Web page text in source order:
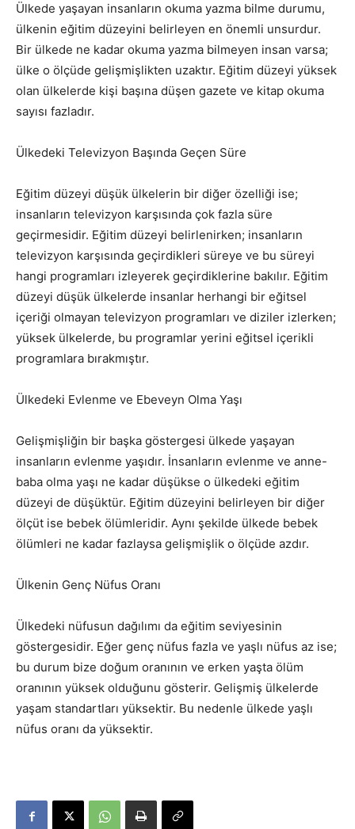
Ülkede yaşayan insanların okuma yazma bilme durumu,
ülkenin eğitim düzeyini belirleyen en önemli unsurdur.
Bir ülkede ne kadar okuma yazma bilmeyen insan varsa;
ülke o ölçüde gelişmişlikten uzaktır. Eğitim düzeyi yüksek
olan ülkelerde kişi başına düşen gazete ve kitap okuma
sayısı fazladır.
Ülkedeki Televizyon Başında Geçen Süre
Eğitim düzeyi düşük ülkelerin bir diğer özelliği ise;
insanların televizyon karşısında çok fazla süre
geçirmesidir. Eğitim düzeyi belirlenirken; insanların
televizyon karşısında geçirdikleri süreye ve bu süreyi
hangi programları izleyerek geçirdiklerine bakılır. Eğitim
düzeyi düşük ülkelerde insanlar herhangi bir eğitsel
içeriği olmayan televizyon programları ve diziler izlerken;
yüksek ülkelerde, bu programlar yerini eğitsel içerikli
programlara bırakmıştır.
Ülkedeki Evlenme ve Ebeveyn Olma Yaşı
Gelişmişliğin bir başka göstergesi ülkede yaşayan
insanların evlenme yaşıdır. İnsanların evlenme ve anne-
baba olma yaşı ne kadar düşükse o ülkedeki eğitim
düzeyi de düşüktür. Eğitim düzeyini belirleyen bir diğer
ölçüt ise bebek ölümleridir. Aynı şekilde ülkede bebek
ölümleri ne kadar fazlaysa gelişmişlik o ölçüde azdır.
Ülkenin Genç Nüfus Oranı
Ülkedeki nüfusun dağılımı da eğitim seviyesinin
göstergesidir. Eğer genç nüfus fazla ve yaşlı nüfus az ise;
bu durum bize doğum oranının ve erken yaşta ölüm
oranının yüksek olduğunu gösterir. Gelişmiş ülkelerde
yaşam standartları yüksektir. Bu nedenle ülkede yaşlı
nüfus oranı da yüksektir.